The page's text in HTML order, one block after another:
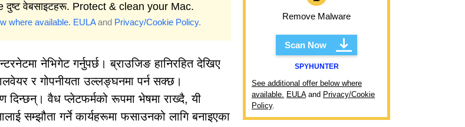
वेबसाइटहरू. Protect & clean your Mac.
where available. EULAand Privacy/Cookie Policy.
नेभिगेट गर्नुपर्छ। ब्राउजिङ हानिरहित देखिए
र गोपनीयता उल्लङ्घनमा पर्न सक्छ।
वैध प्लेटफर्मको रूपमा भेषमा राख्दै, यी
सम्झौता गर्ने कार्यहरूमा फसाउनको लागि बनाइएका
Remove Malware
Scan Now
SPYHUNTER
See additional offer below where
available. EULAand Privacy/Cookie
Policy.